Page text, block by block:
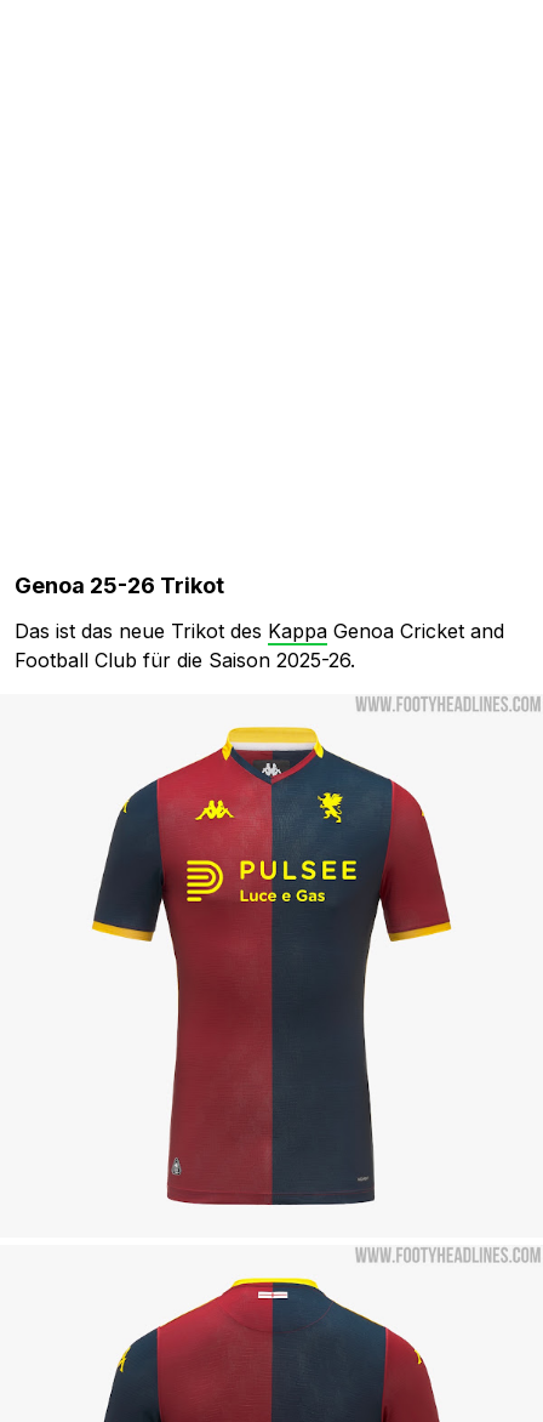
Genoa 25-26 Trikot
Das ist das neue Trikot des Kappa Genoa Cricket and
Football Club für die Saison 2025-26.